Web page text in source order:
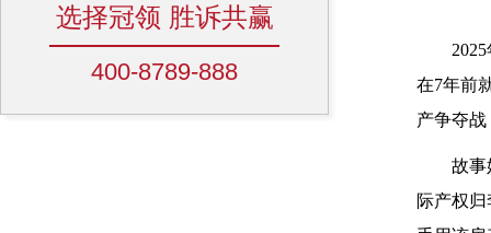
选择冠领 胜诉共赢
400-8789-888
在7年前
产争夺
故事
际产权